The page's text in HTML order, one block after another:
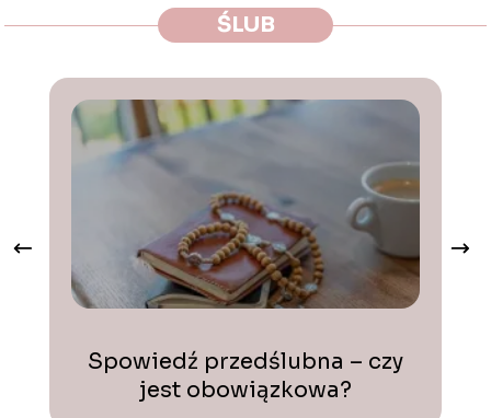
ŚLUB
Spowiedź przedślubna – czy
jest obowiązkowa?